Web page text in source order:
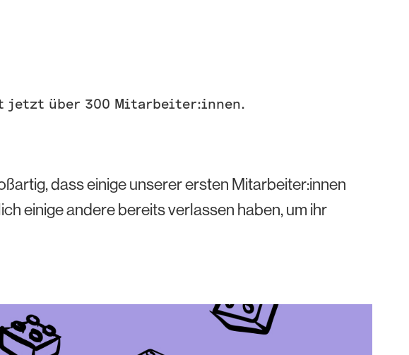
jetzt über 300 Mitarbeiter:innen.
dass einige unserer ersten Mitarbeiter:innen
einige andere bereits verlassen haben, um ihr